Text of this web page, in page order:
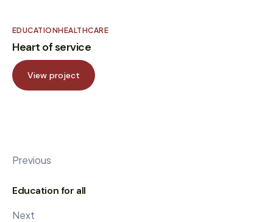
EDUCATIONHEALTHCARE
Heart of service
View project
Previous
Education for all
Next